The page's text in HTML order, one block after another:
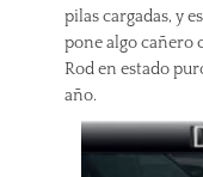
pilas cargadas, y
pone algo cañero
Rod en estado
año.